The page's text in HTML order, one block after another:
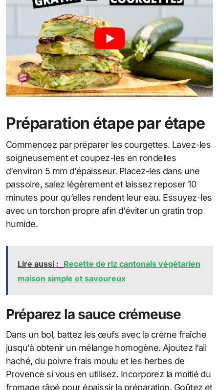
Préparation étape par étape
Commencez par préparer les courgettes. Lavez-les
soigneusement et coupez-les en rondelles
d’environ 5 mm d’épaisseur. Placez-les dans une
passoire, salez légèrement et laissez reposer 10
minutes pour qu’elles rendent leur eau. Essuyez-les
avec un torchon propre afin d’éviter un gratin trop
humide.
Lire aussi : Recette de riz cantonais végétarien
maison simple et savoureux
Préparez la sauce crémeuse
Dans un bol, battez les œufs avec la crème fraîche
jusqu’à obtenir un mélange homogène. Ajoutez l’ail
haché, du poivre frais moulu et les herbes de
Provence si vous en utilisez. Incorporez la moitié du
fromage râpé pour épaissir la préparation. Goûtez et